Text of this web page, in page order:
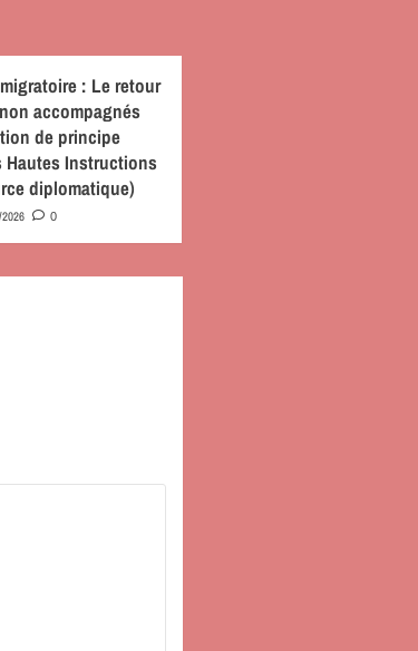
: Le retour
accompagnés
de principe
Hautes Instructions
diplomatique)
0